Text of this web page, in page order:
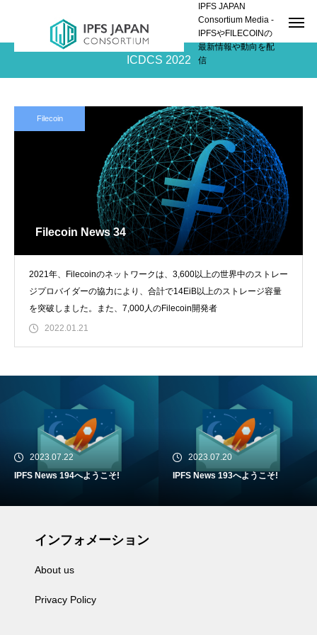
IPFS JAPAN
Consortium Media -
IPFSやFILECOINの
最新情報や動向を配
信
ICDCS 2022
Filecoin
Filecoin News 34
2021年、Filecoinのネットワークは、3,600以上の世界中のストレー
ジプロバイダーの協力により、合計で14EiB以上のストレージ容量
を突破しました。また、7,000人のFilecoin開発者
2022.01.21
2023.07.22
IPFS News 194へようこそ!
2023.07.20
IPFS News 193へようこそ!
インフォメーション
About us
Privacy Policy